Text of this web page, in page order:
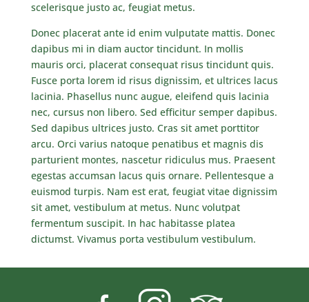
scelerisque justo ac, feugiat metus.
Donec placerat ante id enim vulputate mattis. Donec
dapibus mi in diam auctor tincidunt. In mollis
mauris orci, placerat consequat risus tincidunt quis.
Fusce porta lorem id risus dignissim, et ultrices lacus
lacinia. Phasellus nunc augue, eleifend quis lacinia
nec, cursus non libero. Sed efficitur semper dapibus.
Sed dapibus ultrices justo. Cras sit amet porttitor
arcu. Orci varius natoque penatibus et magnis dis
parturient montes, nascetur ridiculus mus. Praesent
egestas accumsan lacus quis ornare. Pellentesque a
euismod turpis. Nam est erat, feugiat vitae dignissim
sit amet, vestibulum at metus. Nunc volutpat
fermentum suscipit. In hac habitasse platea
dictumst. Vivamus porta vestibulum vestibulum.